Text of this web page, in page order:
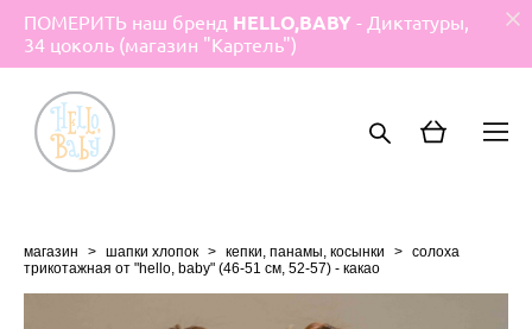
ПОМЕРИТЬ наш бренд HELLO,BABY - Диктатуры,
34 цоколь (магазин "Картель")
магазин > шапки хлопок > кепки, панамы, косынки > солоха
трикотажная от "hello, baby" (46-51 см, 52-57) - какао